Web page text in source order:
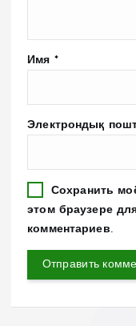
Имя *
Электрондық
Сохранить
этом браузере
комментариев.